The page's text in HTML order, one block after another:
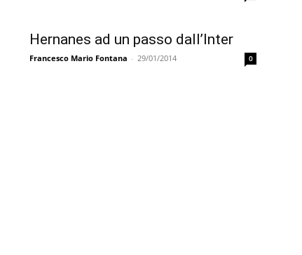
Hernanes ad un passo dall’Inter
Francesco Mario Fontana - 29/01/2014 0